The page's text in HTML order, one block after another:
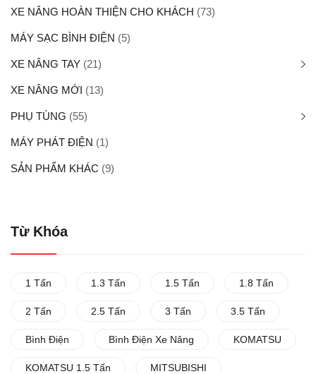
XE NÂNG HOÀN THIỆN CHO KHÁCH (73)
MÁY SẠC BÌNH ĐIỆN (5)
XE NÂNG TAY (21)
XE NÂNG MỚI (13)
PHỤ TÙNG (55)
MÁY PHÁT ĐIỆN (1)
SẢN PHẨM KHÁC (9)
Từ Khóa
1 Tấn 1.3 Tấn 1.5 Tấn 1.8 Tấn
2 Tấn 2.5 Tấn 3 Tấn 3.5 Tấn
Bình Điện Bình Điện Xe Nâng KOMATSU
KOMATSU 1.5 Tấn MITSUBISHI